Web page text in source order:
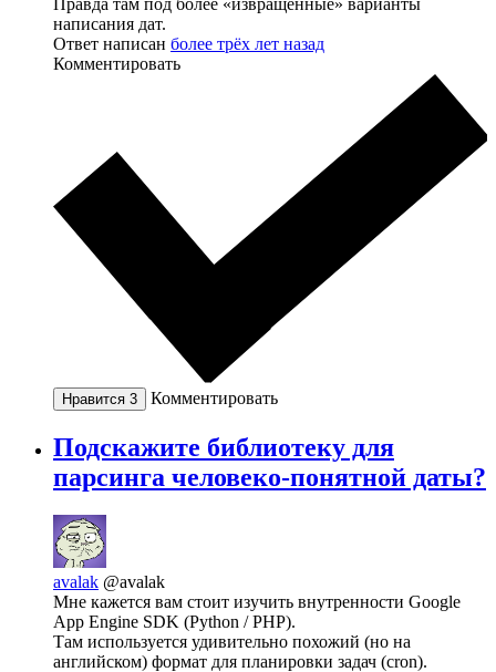
Правда там под более «извращённые» варианты
написания дат.
Ответ написан более трёх лет назад
Комментировать
Нравится 3 Комментировать
Подскажите библиотеку для
парсинга человеко-понятной даты?
avalak @avalak
Мне кажется вам стоит изучить внутренности Google
App Engine SDK (Python / PHP).
Там используется удивительно похожий (но на
английском) формат для планировки задач (cron).